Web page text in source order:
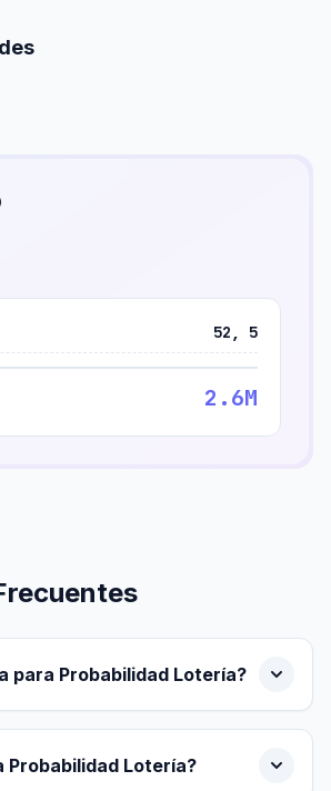
52, 5
2.6M
para Probabilidad Lotería?
Probabilidad Lotería?